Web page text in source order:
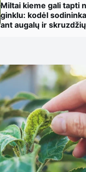
Miltai kieme gali tapti
ginklu: kodėl
ant augalų ir